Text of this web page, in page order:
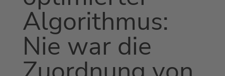
Algorithmus:
Nie war die